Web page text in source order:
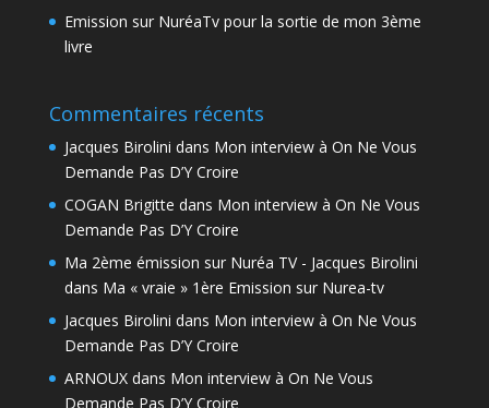
Emission sur NuréaTv pour la sortie de mon 3ème
livre
Commentaires récents
Jacques Birolini dans Mon interview à On Ne Vous
Demande Pas D’Y Croire
COGAN Brigitte dans Mon interview à On Ne Vous
Demande Pas D’Y Croire
Ma 2ème émission sur Nuréa TV - Jacques Birolini
dans Ma « vraie » 1ère Emission sur Nurea-tv
Jacques Birolini dans Mon interview à On Ne Vous
Demande Pas D’Y Croire
ARNOUXdans Mon interview à On Ne Vous
Demande Pas D’Y Croire